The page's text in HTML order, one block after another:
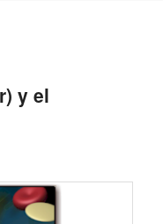
y el